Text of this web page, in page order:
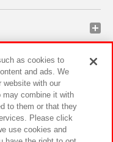
as cookies to
and ads. We
website with our
may combine it with
to them or that they
Please click
use cookies and